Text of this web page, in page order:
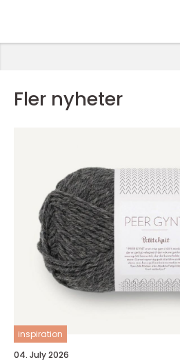
Fler nyheter
inspiration
04. July 2026